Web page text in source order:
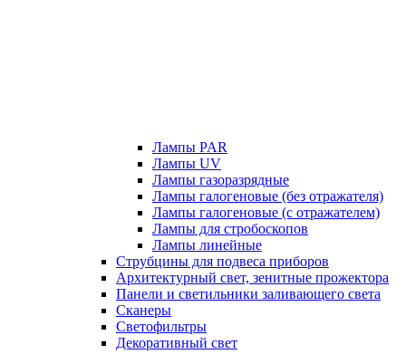
Лампы PAR
Лампы UV
Лампы газоразрядные
Лампы галогеновые (без отражателя)
Лампы галогеновые (с отражателем)
Лампы для стробоскопов
Лампы линейные
Струбцины для подвеса приборов
Архитектурный свет, зенитные прожектора
Панели и светильники заливающего света
Сканеры
Светофильтры
Декоративный свет